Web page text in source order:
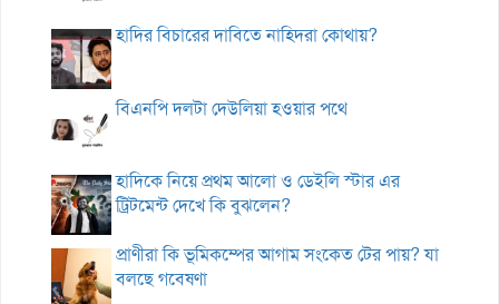
হাদির বিচারের দাবিতে নাহিদরা কোথায়?
বিএনপি দলটা দেউলিয়া হওয়ার পথে
হাদিকে নিয়ে প্রথম আলো ও ডেইলি স্টার এর
ট্রিটমেন্ট দেখে কি বুঝলেন?
প্রাণীরা কি ভূমিকম্পের আগাম সংকেত টের পায়? যা
বলছে গবেষণা